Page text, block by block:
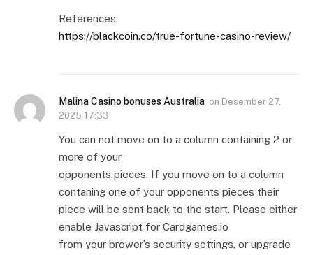
References:
https://blackcoin.co/true-fortune-casino-review/
Malina Casino bonuses Australia on Desember 27,
2025 17:33
You can not move on to a column containing 2 or
more of your
opponents pieces. If you move on to a column
contaning one of your opponents pieces their
piece will be sent back to the start. Please either
enable Javascript for Cardgames.io
from your brower’s security settings, or upgrade